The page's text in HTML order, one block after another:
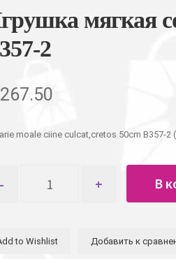
мягкая
2
267.50
moale ciine culcat,cretos 50cm B357-2
В
to Wishlist Добавить к